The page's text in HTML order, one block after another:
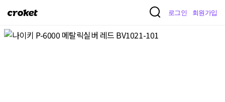
크
켓
로그인 회원가입